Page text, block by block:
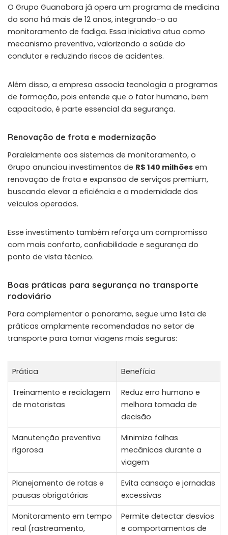
O Grupo Guanabara já opera um programa de medicina
do sono há mais de 12 anos, integrando-o ao
monitoramento de fadiga. Essa iniciativa atua como
mecanismo preventivo, valorizando a saúde do
condutor e reduzindo riscos de acidentes.
Além disso, a empresa associa tecnologia a programas
de formação, pois entende que o fator humano, bem
capacitado, é parte essencial da segurança.
Renovação de frota e modernização
Paralelamente aos sistemas de monitoramento, o
Grupo anunciou investimentos de R$ 140 milhões em
renovação de frota e expansão de serviços premium,
buscando elevar a eficiência e a modernidade dos
veículos operados.
Esse investimento também reforça um compromisso
com mais conforto, confiabilidade e segurança do
ponto de vista técnico.
Boas práticas para segurança no transporte
rodoviário
Para complementar o panorama, segue uma lista de
práticas amplamente recomendadas no setor de
transporte para tornar viagens mais seguras:
Prática Benefício
Treinamento e reciclagem
de motoristas
Reduz erro humano e
melhora tomada de
decisão
Manutenção preventiva
rigorosa
Minimiza falhas
mecânicas durante a
viagem
Planejamento de rotas e
pausas obrigatórias
Evita cansaço e jornadas
excessivas
Monitoramento em tempo
real (rastreamento,
Permite detectar desvios
e comportamentos de